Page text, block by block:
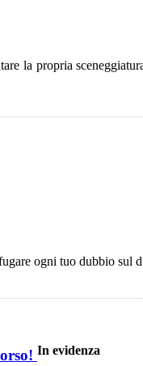
la propria
ogni tuo dubbio sul
In evidenza